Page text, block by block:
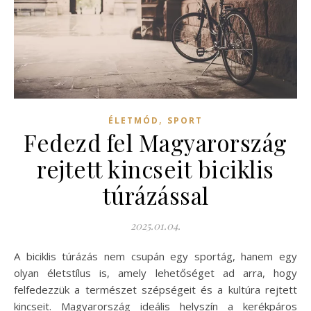
ÉLETMÓD , SPORT
Fedezd fel Magyarország
rejtett kincseit biciklis
túrázással
2025.01.04.
A biciklis túrázás nem csupán egy sportág, hanem egy
olyan életstílus is, amely lehetőséget ad arra, hogy
felfedezzük a természet szépségeit és a kultúra rejtett
kincseit. Magyarország ideális helyszín a kerékpáros